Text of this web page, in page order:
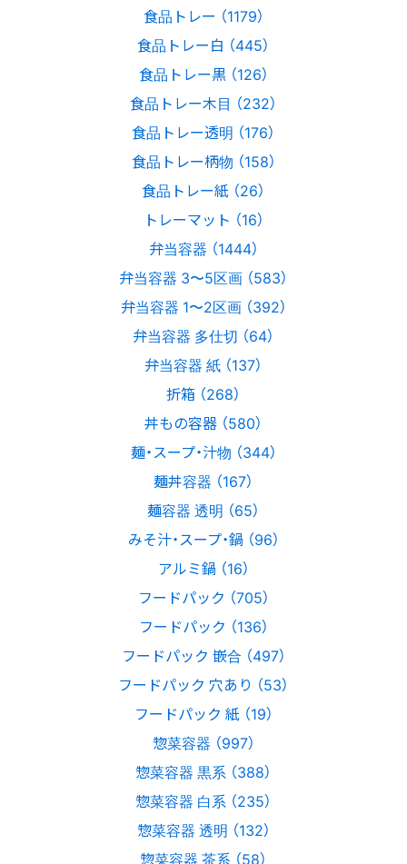
食品トレー （1179）
食品トレー白 （445）
食品トレー黒 （126）
食品トレー木目 （232）
食品トレー透明 （176）
食品トレー柄物 （158）
食品トレー紙 （26）
トレーマット （16）
弁当容器 （1444）
弁当容器 3〜5区画 （583）
弁当容器 1〜2区画 （392）
弁当容器 多仕切 （64）
弁当容器 紙 （137）
折箱 （268）
丼もの容器 （580）
麺・スープ・汁物 （344）
麺丼容器 （167）
麺容器 透明 （65）
みそ汁・スープ・鍋 （96）
アルミ鍋 （16）
フードパック （705）
フードパック （136）
フードパック 嵌合 （497）
フードパック 穴あり （53）
フードパック 紙 （19）
惣菜容器 （997）
惣菜容器 黒系 （388）
惣菜容器 白系 （235）
惣菜容器 透明 （132）
惣菜容器 茶系 （58）